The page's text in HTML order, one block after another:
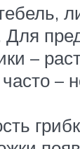
Для
–